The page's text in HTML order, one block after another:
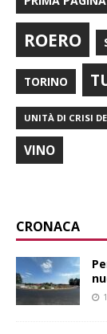
ROERO
TORINO
UNITÀ DI CRISI
VINO
CRONACA